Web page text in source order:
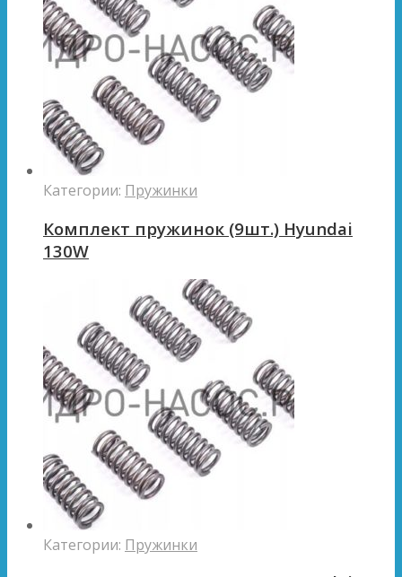
Категории: Пружинки
Комплект пружинок (9шт.) Hyundai
130W
Категории: Пружинки